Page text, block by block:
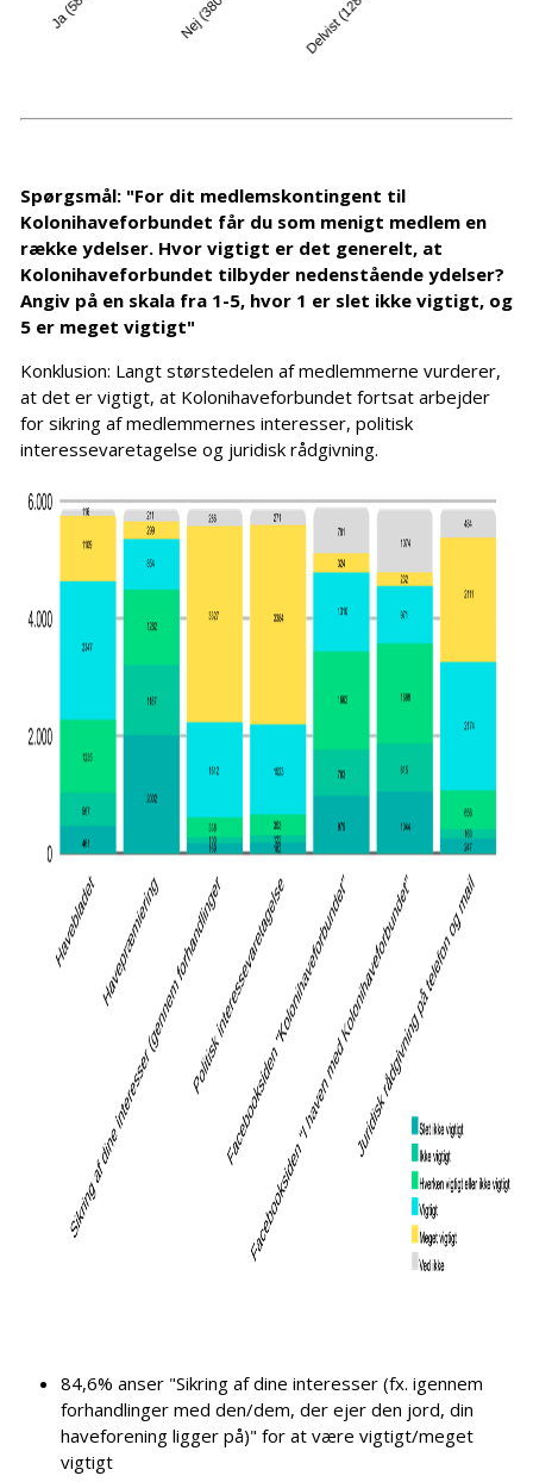
Spørgsmål: "For dit medlemskontingent til
Kolonihaveforbundet får du som menigt medlem en
række ydelser. Hvor vigtigt er det generelt, at
Kolonihaveforbundet tilbyder nedenstående ydelser?
Angiv på en skala fra 1-5, hvor 1 er slet ikke vigtigt, og
5 er meget vigtigt"
Konklusion: Langt størstedelen af medlemmerne vurderer,
at det er vigtigt, at Kolonihaveforbundet fortsat arbejder
for sikring af medlemmernes interesser, politisk
interessevaretagelse og juridisk rådgivning.
84,6% anser "Sikring af dine interesser (fx. igennem
forhandlinger med den/dem, der ejer den jord, din
haveforening ligger på)" for at være vigtigt/meget
vigtigt